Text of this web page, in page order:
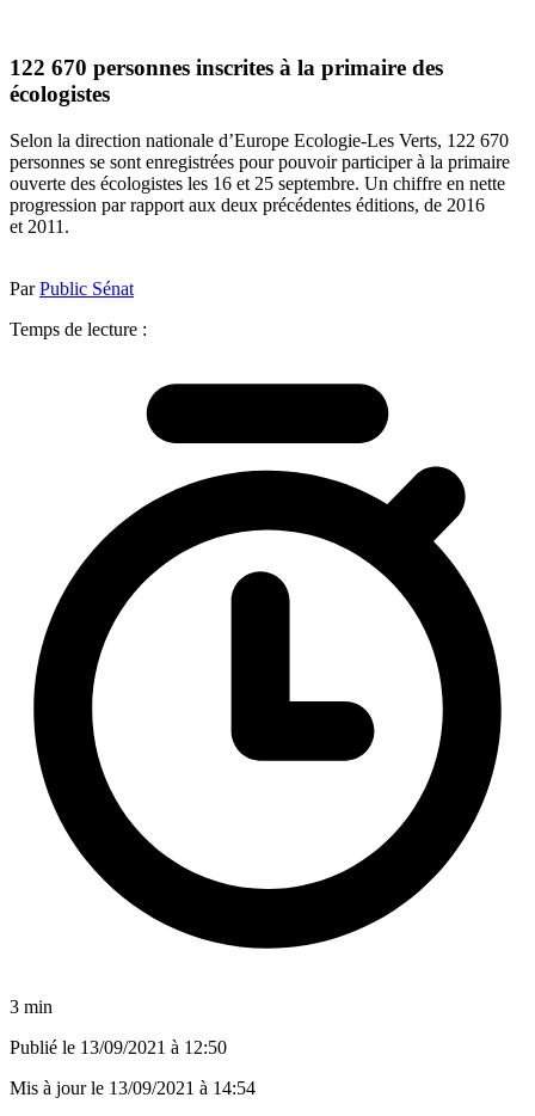
122 670 personnes inscrites à la primaire des
écologistes
Selon la direction nationale d’Europe Ecologie-Les Verts, 122 670
personnes se sont enregistrées pour pouvoir participer à la primaire
ouverte des écologistes les 16 et 25 septembre. Un chiffre en nette
progression par rapport aux deux précédentes éditions, de 2016
et 2011.
ParPublic Sénat
Temps de lecture :
3 min
Publié le 13/09/2021 à 12:50
Mis à jour le 13/09/2021 à 14:54